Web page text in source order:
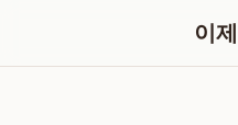
이제